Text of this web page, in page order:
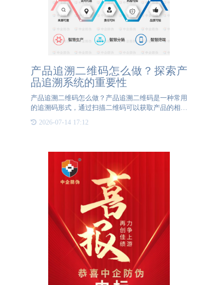
产品追溯二维码怎么做？探索产
品追溯系统的重要性
产品追溯二维码怎么做？产品追溯二维码是一种常用
的追溯码形式，通过扫描二维码可以获取产品的相关
分配一个唯一的二维码，用于标识该产品的身份和信
2026-07-14 17:12